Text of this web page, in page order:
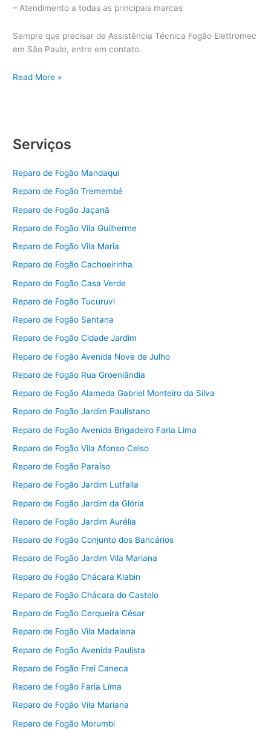
– Atendimento a todas as principais marcas
Sempre que precisar de Assistência Técnica Fogão Elettromec
em São Paulo, entre em contato.
Assistência
Read More »
Serviços
Reparo de Fogão Mandaqui
Reparo de Fogão Tremembé
Reparo de Fogão Jaçanã
Reparo de Fogão Vila Guilherme
Reparo de Fogão Vila Maria
Reparo de Fogão Cachoeirinha
Reparo de Fogão Casa Verde
Reparo de Fogão Tucuruvi
Reparo de Fogão Santana
Reparo de Fogão Cidade Jardim
Reparo de Fogão Avenida Nove de Julho
Reparo de Fogão Rua Groenlândia
Reparo de Fogão Alameda Gabriel Monteiro da Silva
Reparo de Fogão Jardim Paulistano
Reparo de Fogão Avenida Brigadeiro Faria Lima
Reparo de Fogão Vila Afonso Celso
Reparo de Fogão Paraíso
Reparo de Fogão Jardim Lutfalla
Reparo de Fogão Jardim da Glória
Reparo de Fogão Jardim Aurélia
Reparo de Fogão Conjunto dos Bancários
Reparo de Fogão Jardim Vila Mariana
Reparo de Fogão Chácara Klabin
Reparo de Fogão Chácara do Castelo
Reparo de Fogão Cerqueira César
Reparo de Fogão Vila Madalena
Reparo de Fogão Avenida Paulista
Reparo de Fogão Frei Caneca
Reparo de Fogão Faria Lima
Reparo de Fogão Vila Mariana
Reparo de Fogão Morumbi